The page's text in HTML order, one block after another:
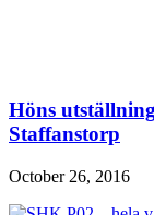
Höns
Staffanstorp
October 26, 2016